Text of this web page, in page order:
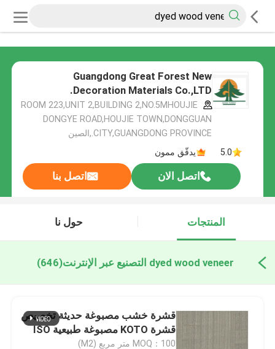
Guangdong Great Forest New
Decoration Materials Co.,LTD.
ROOM 223,UNIT 2,BUILDING 2,NO.5MHOUJIE
DONGYE ROAD,HOUJIE TOWN,DONGGUAN
CITY,GUANGDONG PROVINCE.,الصين
5.0
يدقّق ممون
اتصل الان اتصل بنا
المنتجات حول نا
dyed wood veneer التصنيع عبر الإنترنت (646)
قشرة خشب مصبوغة حديثة تخصيص
قشرة KOTO مصبوغة طبيعية ISO
MOQ：100 متر مربع (M2)